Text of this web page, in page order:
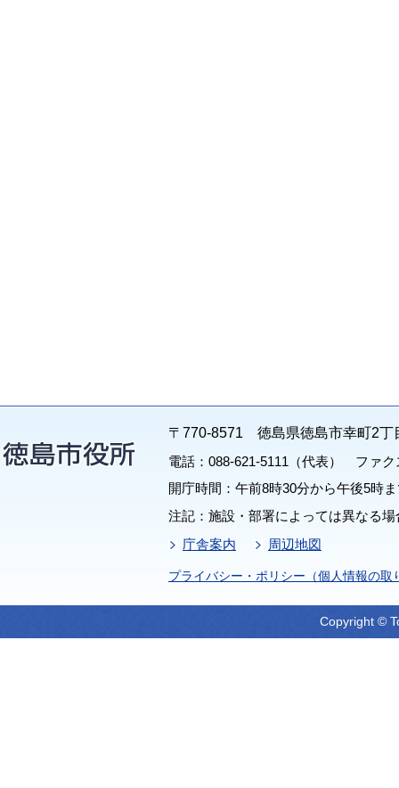
〒770-8571 徳島県徳島市幸町2丁
電話：088-621-5111（代表） ファク
開庁時間：午前8時30分から午後5時
注記：施設・部署によっては異なる
庁舎案内
周辺地図
プライバシー・ポリシー（個人情報の取
Copyright ©